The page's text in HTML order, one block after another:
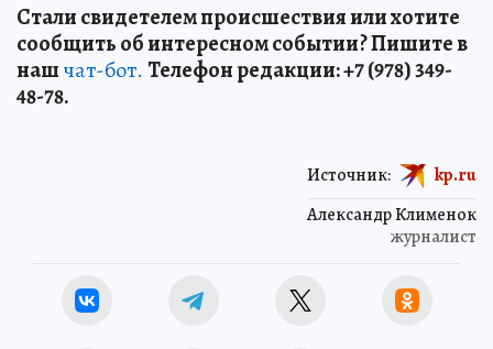
Стали свидетелем происшествия или хотите
сообщить об интересном событии? Пишите в
нашчат-бот. Телефон редакции: +7 (978) 349-
48-78.
Александр Клименок
журналист
Источник: kp.ru